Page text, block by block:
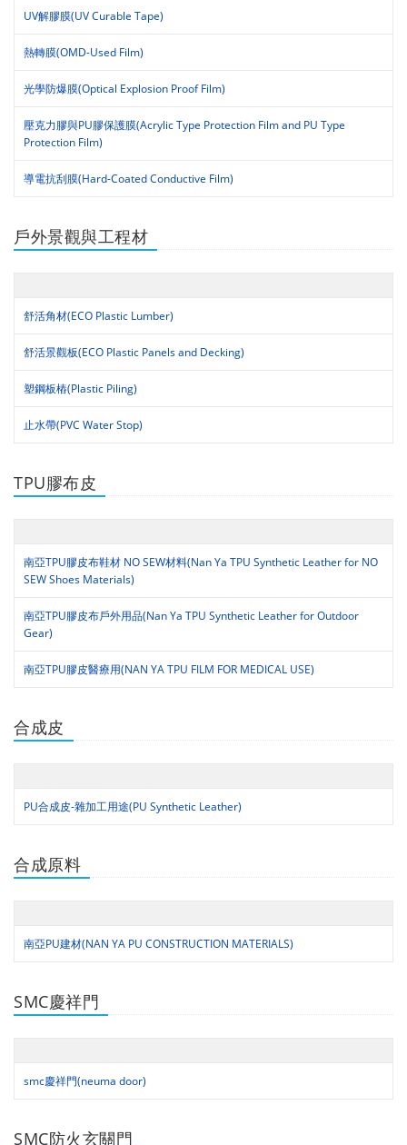
UV解膠膜(UV Curable Tape)
熱轉膜(OMD-Used Film)
光學防爆膜(Optical Explosion Proof Film)
壓克力膠與PU膠保護膜(Acrylic Type Protection Film and PU Type
Protection Film)
導電抗刮膜(Hard-Coated Conductive Film)
戶外景觀與工程材
舒活角材(ECO Plastic Lumber)
舒活景觀板(ECO Plastic Panels and Decking)
塑鋼板樁(Plastic Piling)
止水帶(PVC Water Stop)
TPU膠布皮
南亞TPU膠皮布鞋材 NO SEW材料(Nan Ya TPU Synthetic Leather for NO
SEW Shoes Materials)
南亞TPU膠皮布戶外用品(Nan Ya TPU Synthetic Leather for Outdoor
Gear)
南亞TPU膠皮醫療用(NAN YA TPU FILM FOR MEDICAL USE)
合成皮
PU合成皮-雜加工用途(PU Synthetic Leather)
合成原料
南亞PU建材(NAN YA PU CONSTRUCTION MATERIALS)
SMC慶祥門
smc慶祥門(neuma door)
SMC防火玄關門